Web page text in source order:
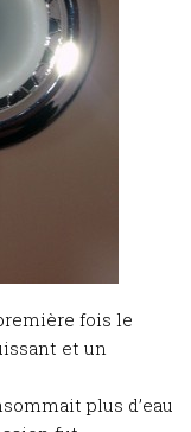
fois le
et un
plus d’eau